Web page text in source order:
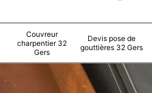
Couvreur
charpentier 32
Gers
Devis pose de
gouttières 32 Gers